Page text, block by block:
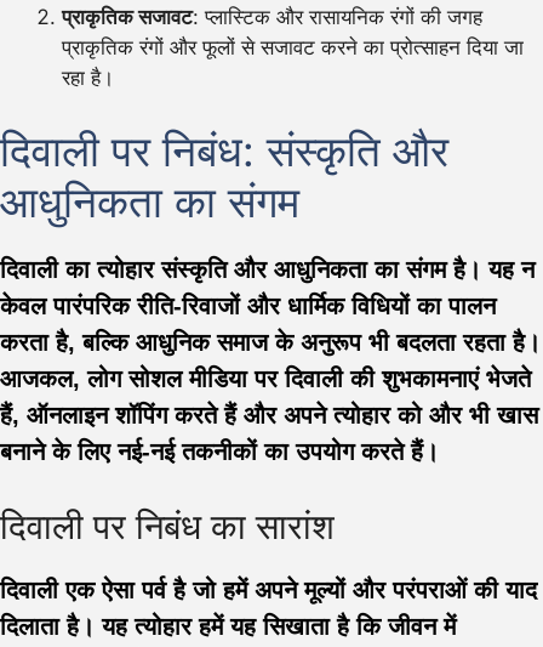
प्राकृतिक सजावट: प्लास्टिक और रासायनिक रंगों की जगह
प्राकृतिक रंगों और फूलों से सजावट करने का प्रोत्साहन दिया जा
रहा है।
दिवाली पर निबंध: संस्कृति और
आधुनिकता का संगम
दिवाली का त्योहार संस्कृति और आधुनिकता का संगम है। यह न
केवल पारंपरिक रीति-रिवाजों और धार्मिक विधियों का पालन
करता है, बल्कि आधुनिक समाज के अनुरूप भी बदलता रहता है।
आजकल, लोग सोशल मीडिया पर दिवाली की शुभकामनाएं भेजते
हैं, ऑनलाइन शॉपिंग करते हैं और अपने त्योहार को और भी खास
बनाने के लिए नई-नई तकनीकों का उपयोग करते हैं।
दिवाली पर निबंध का सारांश
दिवाली एक ऐसा पर्व है जो हमें अपने मूल्यों और परंपराओं की याद
दिलाता है। यह त्योहार हमें यह सिखाता है कि जीवन में